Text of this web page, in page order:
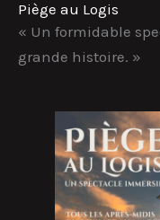
Piège au Logis
« Un formidable
grande histoire. »